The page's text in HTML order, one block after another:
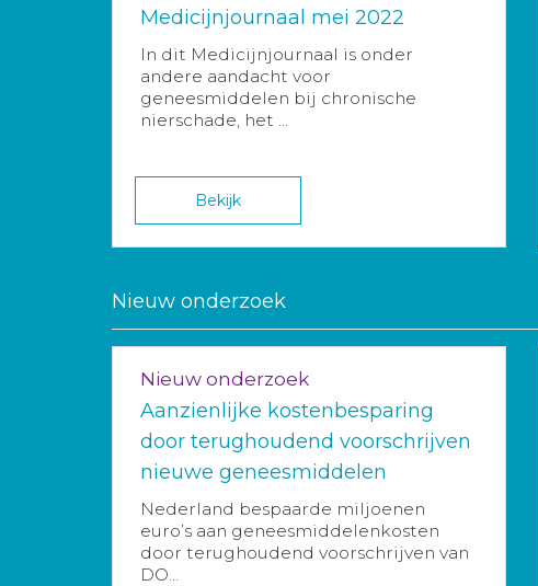
Medicijnjournaal mei 2022
In dit Medicijnjournaal is onder
andere aandacht voor
geneesmiddelen bij chronische
nierschade, het ...
Bekijk
Nieuw onderzoek
Nieuw onderzoek
Aanzienlijke kostenbesparing
door terughoudend voorschrijven
nieuwe geneesmiddelen
Nederland bespaarde miljoenen
euro’s aan geneesmiddelenkosten
door terughoudend voorschrijven van
DO...